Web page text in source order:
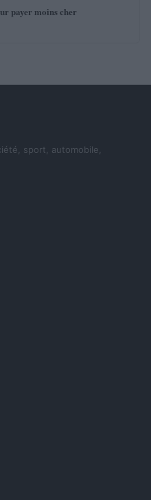
payer moins cher
sport, automobile,